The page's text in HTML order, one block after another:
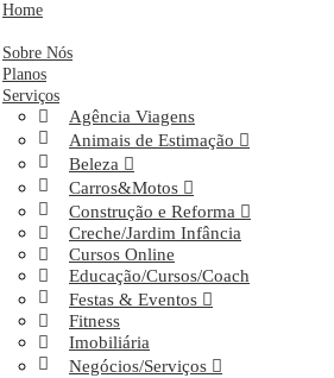
Home
Sobre Nós
Planos
Serviços
Agência Viagens
Animais de Estimação
Beleza
Carros&Motos
Construção e Reforma
Creche/Jardim Infância
Cursos Online
Educação/Cursos/Coach
Festas & Eventos
Fitness
Imobiliária
Negócios/Serviços
sou especialista em Alongamento Natural
Trabalho com resultados e qualidade
sua marcação e terei a satisfação
...